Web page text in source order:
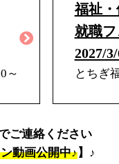
～
福祉
就職
2027/3/
とちぎ
ご連絡ください
動画公開中♪】♪